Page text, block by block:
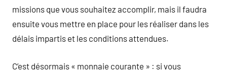
missions que vous souhaitez accomplir, mais il faudra
ensuite vous mettre en place pour les réaliser dans les
délais impartis et les conditions attendues.
C’est désormais « monnaie courante » : si vous